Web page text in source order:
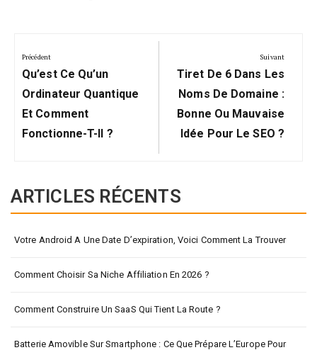
de
l’article
Précédent
Précédent:
Qu’est Ce Qu’un
Ordinateur Quantique
Et Comment
Fonctionne-T-Il ?
Suivant
Suivant:
Tiret De 6 Dans Les
Noms De Domaine :
Bonne Ou Mauvaise
Idée Pour Le SEO ?
ARTICLES RÉCENTS
Votre Android A Une Date D’expiration, Voici Comment La Trouver
Comment Choisir Sa Niche Affiliation En 2026 ?
Comment Construire Un SaaS Qui Tient La Route ?
Batterie Amovible Sur Smartphone : Ce Que Prépare L’Europe Pour